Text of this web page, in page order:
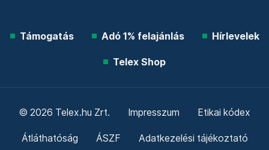
Támogatás Adó 1% felajánlás Hírlevelek
Telex Shop
© 2026 Telex.hu Zrt. Impresszum Etikai kódex
Átláthatóság ÁSZF Adatkezelési tájékoztató